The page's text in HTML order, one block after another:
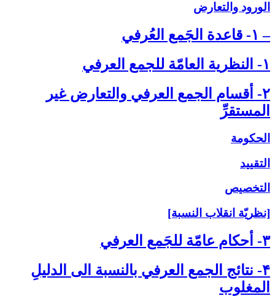
الورود والتعارض
– ۱- قاعدة الجَمع العُرفي‏
۱- النظرية العامّة للجمع العرفي‏
۲- أقسام الجمع العرفي والتعارض غير
المستقرِّ
الحكومة
التقييد
التخصيص
[نظريّة انقلاب النسبة]
۳- أحكام عامّة للجَمع العرفي‏
۴- نتائج الجمع العرفي بالنسبة الى‏ الدليلِ
المغلوب‏